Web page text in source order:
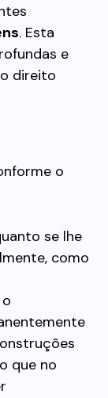
. Esta
e
direito
o
se lhe
como
que no